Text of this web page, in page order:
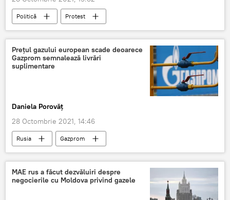
Politică Protest
Prețul gazului european scade deoarece
Gazprom semnalează livrări
suplimentare
Daniela Porovăț
28 Octombrie 2021, 14:46
Rusia Gazprom
MAE rus a făcut dezvăluiri despre
negocierile cu Moldova privind gazele